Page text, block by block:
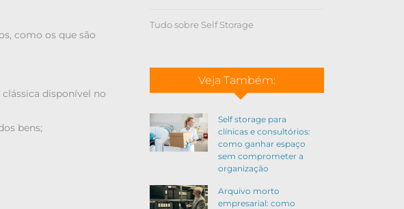
como os que são
disponível no
bens;
Tudo sobre Self Storage
Veja Também:
Self storage para
clínicas e consultórios:
como ganhar espaço
sem comprometer a
organização
Arquivo morto
empresarial: como